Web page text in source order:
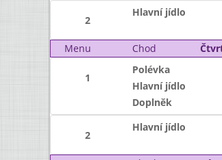
2
Hlavní jídlo
Menu Chod
1
Polévka
Hlavní jídlo
Doplněk
2
Hlavní jídlo